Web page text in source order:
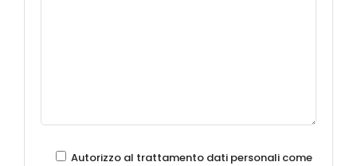
Autorizzo al trattamento dati personali come